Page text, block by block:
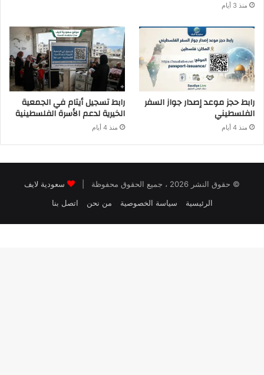
منذ 3 أيام
رابط حجز موعد إصدار جواز السفر
الفلسطيني
منذ 4 أيام
رابط تسجيل أيتام في الجمعية
الخيرية لدعم الأسرة الفلسطينية
منذ 4 أيام
© حقوق النشر 2026 ، جميع الحقوق محفوظة |
سعودية لايف
الرئيسية
سياسة الخصوصية من نحن اتصل بنا